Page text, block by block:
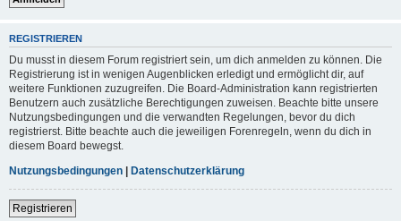
REGISTRIEREN
Du musst in diesem Forum registriert sein, um dich anmelden zu können. Die
Registrierung ist in wenigen Augenblicken erledigt und ermöglicht dir, auf
weitere Funktionen zuzugreifen. Die Board-Administration kann registrierten
Benutzern auch zusätzliche Berechtigungen zuweisen. Beachte bitte unsere
Nutzungsbedingungen und die verwandten Regelungen, bevor du dich
registrierst. Bitte beachte auch die jeweiligen Forenregeln, wenn du dich in
diesem Board bewegst.
Nutzungsbedingungen | Datenschutzerklärung
Registrieren